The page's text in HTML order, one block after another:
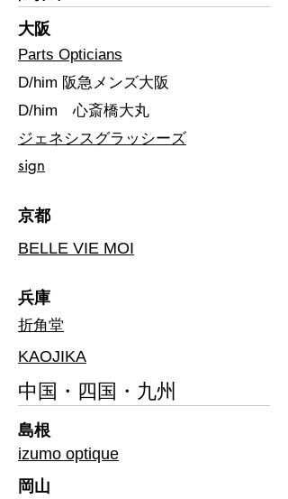
​大阪
Parts Opticians
​D/him 阪急メンズ大阪
D/him 心斎橋大丸
ジェネシスグラッシーズ
sign
​京都
BELLE VIE MOI
兵庫
折角堂
KAOJIKA
​中国・四国・九州
島根
izumo optique
​岡山